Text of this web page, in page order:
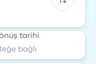
tarihi